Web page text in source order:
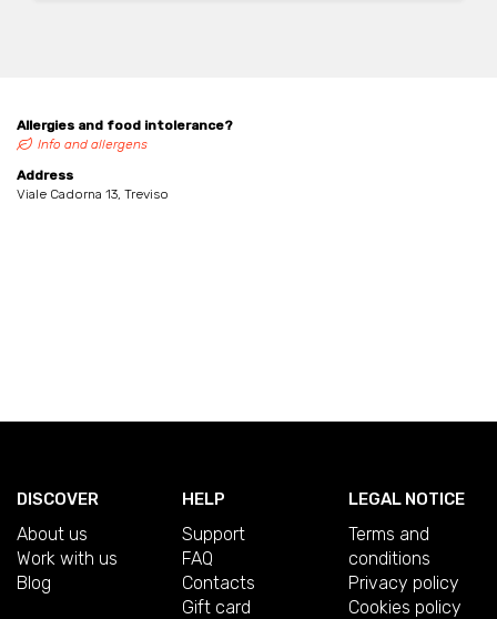
Allergies and food intolerance?
Info and allergens
Address
Viale Cadorna 13, Treviso
DISCOVER
About us
Work with us
Blog
HELP
Support
FAQ
Contacts
Gift card
LEGAL NOTICE
Terms and
conditions
Privacy policy
Cookies policy